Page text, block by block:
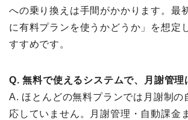
への乗り換えは手間がかかります。最
に有料プランを使うかどうか」を想定
すすめです。
Q. 無料で使えるシステムで、月謝管理
A. ほとんどの無料プランでは月謝制の
応していません。月謝管理・自動課金